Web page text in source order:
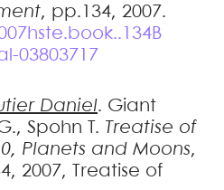
, pp.134, 2007.
03803717
Daniel. Giant
Spohn T. Treatise of
Planets and Moons,
2007, Treatise of